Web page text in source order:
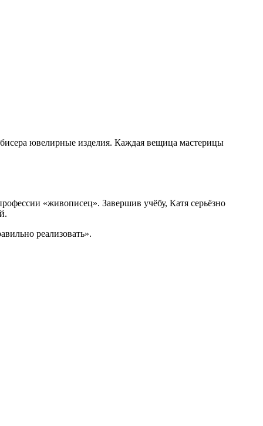
ювелирные изделия. Каждая вещица мастерицы
«живописец». Завершив учёбу, Катя серьёзно
реализовать».